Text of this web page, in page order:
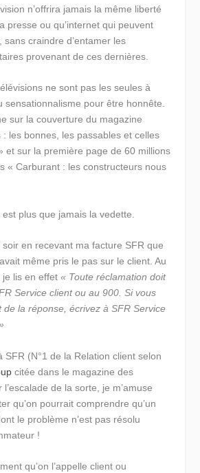
n’offrira jamais la même liberté
presse ou qu’internet qui peuvent
sans craindre d’entamer les
provenant de ces dernières.
ne sont pas les seules à
sensationnalisme pour être honnête.
sur la couverture du magazine
: les bonnes, les passables et celles
et sur la première page de 60 millions
« Carburant : les constructeurs nous
plus que jamais la vedette.
en recevant ma facture SFR que
même pris le pas sur le client. Au
je lis en effet« Toute réclamation doit
Service client ou au 900. Si vous
de la réponse, écrivez à SFR Service
SFR (N°1 de la Relation client selon
citée dans le magazine des
de la sorte, je m’amuse
qu’on pourrait comprendre qu’un
le problème n’est pas résolu
!
qu’on l’appelle client ou